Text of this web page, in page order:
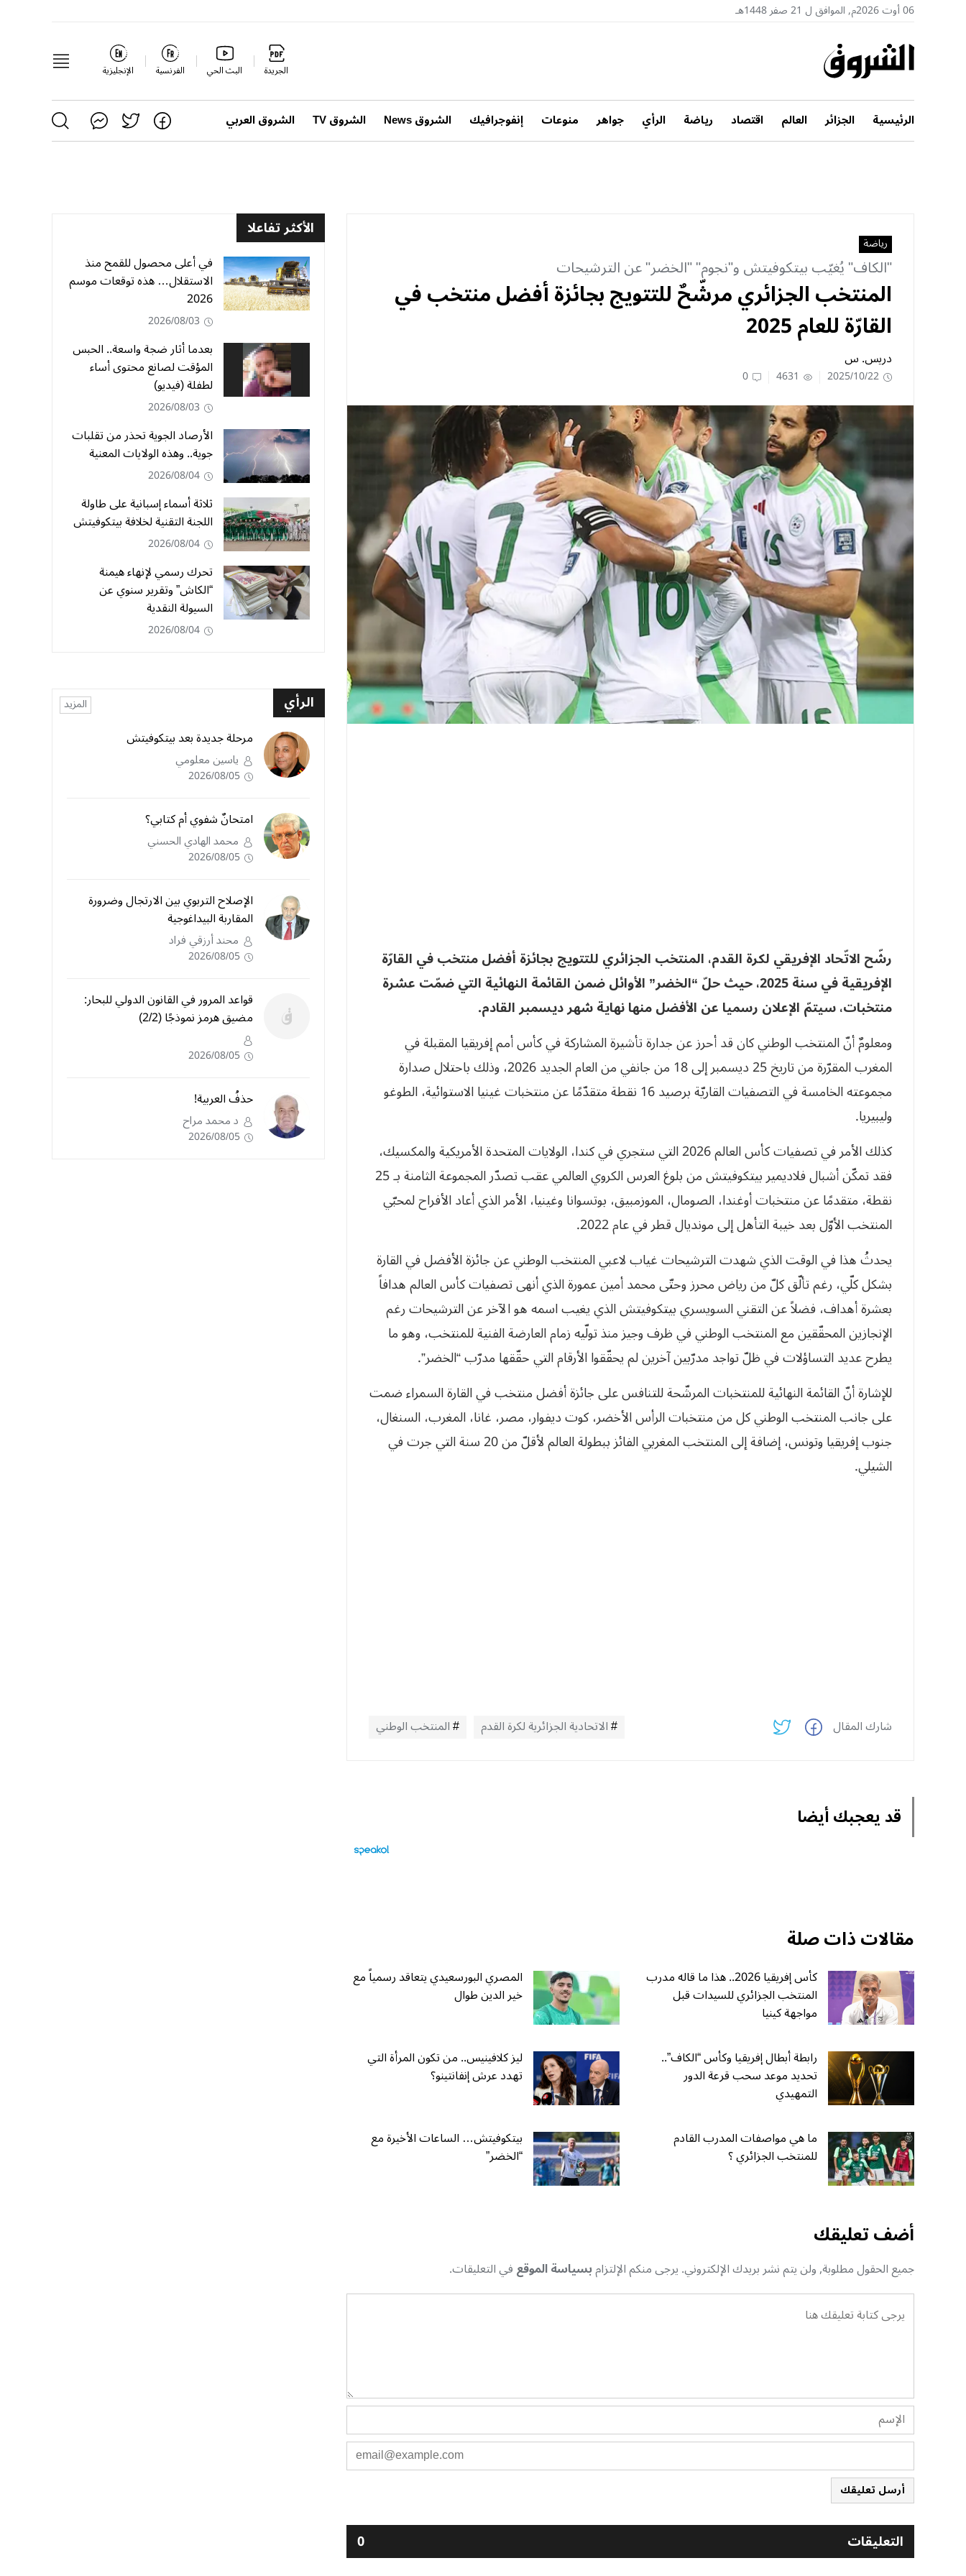
06 أوت 2026م, الموافق ل 21 صفر 1448هـ
الجريدة البث الحي الفرنسية الإنجليزية
الرئيسية الجزائر العالم اقتصاد رياضة الرأي جواهر منوعات إنفوجرافيك الشروق News الشروق TV الشروق العربي
رياضة
"الكاف" يُغيّب بيتكوفيتش و"نجوم" "الخضر" عن الترشيحات
المنتخب الجزائري مرشّحٌ للتتويج بجائزة أفضل منتخب في
القارّة للعام 2025
دريس. س
2025/10/22
4631
0
رشّح الاتّحاد الإفريقي لكرة القدم، المنتخب الجزائري للتتويج بجائزة أفضل منتخب في القارّة
الإفريقية في سنة 2025، حيث حلّ “الخضر” الأوائل ضمن القائمة النهائية التي ضمّت عشرة
منتخبات، سيتمّ الإعلان رسميا عن الأفضل منها نهاية شهر ديسمبر القادم.
ومعلومٌ أنّ المنتخب الوطني كان قد أحرز عن جدارة تأشيرة المشاركة في كأس أمم إفريقيا المقبلة في
المغرب المقرّرة من تاريخ 25 ديسمبر إلى 18 من جانفي من العام الجديد 2026، وذلك باحتلال صدارة
مجموعته الخامسة في التصفيات القاريّة برصيد 16 نقطة متقدّمًا عن منتخبات غينيا الاستوائية، الطوغو
وليبيريا.
كذلك الأمر في تصفيات كأس العالم 2026 التي ستجري في كندا، الولايات المتحدة الأمريكية والمكسيك،
فقد تمكّن أشبال فلاديمير بيتكوفيتش من بلوغ العرس الكروي العالمي عقب تصدّر المجموعة الثامنة بـ 25
نقطة، متقدمًا عن منتخبات أوغندا، الصومال، الموزمبيق، بوتسوانا وغينيا، الأمر الذي أعاد الأفراح لمحبّي
المنتخب الأوّل بعد خيبة التأهل إلى مونديال قطر في عام 2022.
يحدثُ هذا في الوقت الذي شهدت الترشيحات غياب لاعبي المنتخب الوطني عن جائزة الأفضل في القارة
بشكل كلّي، رغم تألّق كلّ من رياض محرز وحتّى محمد أمين عمورة الذي أنهى تصفيات كأس العالم هدافاً
بعشرة أهداف، فضلاً عن التقني السويسري بيتكوفيتش الذي يغيب اسمه هو الآخر عن الترشيحات رغم
الإنجازين المحقّقين مع المنتخب الوطني في ظرف وجيز منذ تولّيه زمام العارضة الفنية للمنتخب، وهو ما
يطرح عديد التساؤلات في ظلّ تواجد مدرّبين آخرين لم يحقّقوا الأرقام التي حقّقها مدرّب “الخضر”.
للإشارة أنّ القائمة النهائية للمنتخبات المرشّحة للتنافس على جائزة أفضل منتخب في القارة السمراء ضمت
على جانب المنتخب الوطني كل من منتخبات الرأس الأخضر، كوت ديفوار، مصر، غانا، المغرب، السنغال،
جنوب إفريقيا وتونس، إضافة إلى المنتخب المغربي الفائز ببطولة العالم لأقلّ من 20 سنة التي جرت في
الشيلي.
شارك المقال الاتحادية الجزائرية لكرة القدم المنتخب الوطني
قد يعجبك أيضا
مقالات ذات صلة
كأس إفريقيا 2026.. هذا ما قاله مدرب
المنتخب الجزائري للسيدات قبل
مواجهة كينيا
المصري البورسعيدي يتعاقد رسمياً مع
خير الدين طوال
رابطة أبطال إفريقيا وكأس “الكاف”..
تحديد موعد سحب قرعة الدور
التمهيدي
ليز كلافينيس.. من تكون المرأة التي
تهدد عرش إنفانتينو؟
ما هي مواصفات المدرب القادم
للمنتخب الجزائري ؟
بيتكوفيتش… الساعات الأخيرة مع
“الخضر”
أضف تعليقك
جميع الحقول مطلوبة, ولن يتم نشر بريدك الإلكتروني. يرجى منكم الإلتزامبسياسة الموقعفي التعليقات.
أرسل تعليقك
التعليقات 0
الأكثر تفاعلا
في أعلى محصول للقمح منذ
الاستقلال… هذه توقعات موسم
2026
2026/08/03
بعدما أثار ضجة واسعة.. الحبس
المؤقت لصانع محتوى أساء
لطفلة (فيديو)
2026/08/03
الأرصاد الجوية تحذر من تقلبات
جوية.. وهذه الولايات المعنية
2026/08/04
ثلاثة أسماء إسبانية على طاولة
اللجنة التقنية لخلافة بيتكوفيتش
2026/08/04
تحرك رسمي لإنهاء هيمنة
“الكاش” وتقرير سنوي عن
السيولة النقدية
2026/08/04
الرأي المزيد
مرحلة جديدة بعد بيتكوفيتش
ياسين معلومي
2026/08/05
امتحانٌ شفوي أم كتابي؟
محمد الهادي الحسني
2026/08/05
الإصلاح التربوي بين الارتجال وضرورة
المقاربة البيداغوجية
محند أرزقي فراد
2026/08/05
قواعد المرور في القانون الدولي للبحار:
مضيق هرمز نموذجًا (2/2)
2026/08/05
حذفُ العربية!
د محمد مراح
2026/08/05